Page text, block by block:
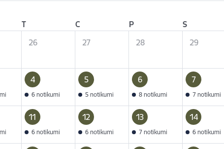
T C P S
26 27 28 29
4
6 notikumi
5
5 notikumi
6
8 notikumi
7
7 notikumi
11
6 notikumi
12
6 notikumi
13
7 notikumi
14
6 notikumi